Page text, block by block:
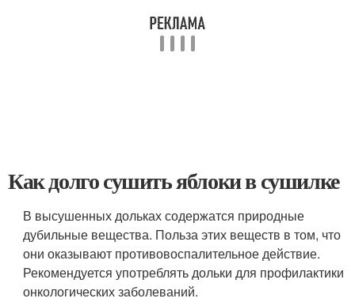
Как долго сушить яблоки в сушилке
В высушенных дольках содержатся природные
дубильные вещества. Польза этих веществ в том, что
они оказывают противовоспалительное действие.
Рекомендуется употреблять дольки для профилактики
онкологических заболеваний.